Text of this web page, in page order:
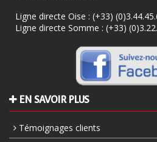
Ligne directe Oise : (+33)
Ligne directe Somme : (+33)
EN SAVOIR PLUS
Témoignages clients